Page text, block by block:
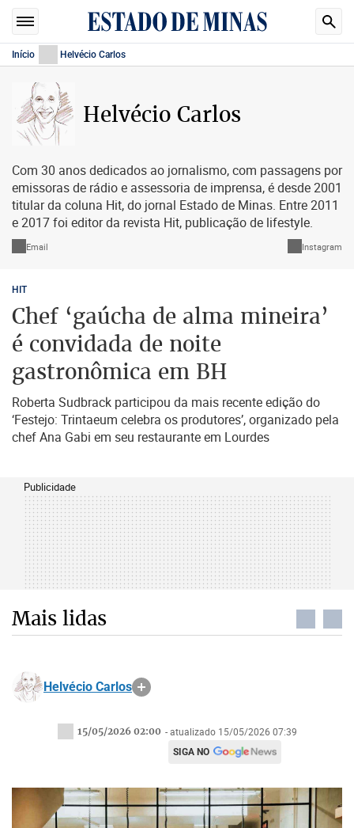
Início Helvécio Carlos
Helvécio Carlos
Com 30 anos dedicados ao jornalismo, com passagens por
emissoras de rádio e assessoria de imprensa, é desde 2001
titular da coluna Hit, do jornal Estado de Minas. Entre 2011
e 2017 foi editor da revista Hit, publicação de lifestyle.
Email Instagram
HIT
Chef ‘gaúcha de alma mineira’
é convidada de noite
gastronômica em BH
Roberta Sudbrack participou da mais recente edição do
‘Festejo: Trintaeum celebra os produtores’, organizado pela
chef Ana Gabi em seu restaurante em Lourdes
Publicidade
Mais lidas
Helvécio Carlos
15/05/2026 02:00 - atualizado 15/05/2026 07:39
SIGA NO